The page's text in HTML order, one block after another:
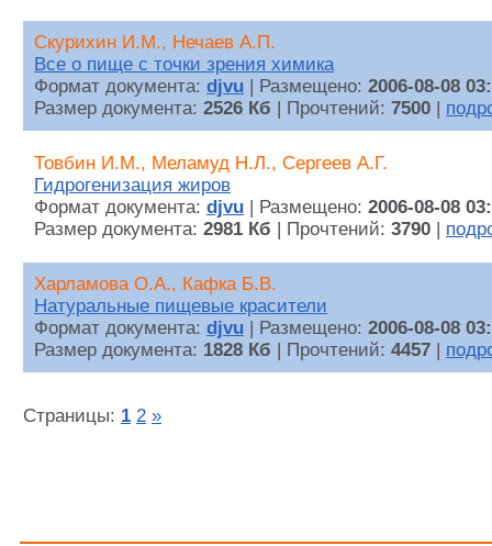
Скурихин И.М., Нечаев А.П.
Все о пище с точки зрения химика
Формат документа: djvu | Размещено: 2006-08-08
Размер документа: 2526 Кб | Прочтений: 7500
Товбин И.М., Меламуд Н.Л., Сергеев А.Г.
Гидрогенизация жиров
Формат документа: djvu | Размещено: 2006-08-08
Размер документа: 2981 Кб | Прочтений: 3790
Харламова О.А., Кафка Б.В.
Натуральные пищевые красители
Формат документа: djvu | Размещено: 2006-08-08
Размер документа: 1828 Кб | Прочтений: 4457
Страницы: 1 2 »